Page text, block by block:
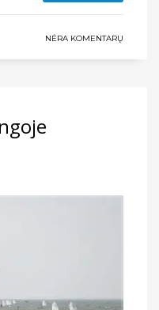
NĖRA KOMENTARŲ